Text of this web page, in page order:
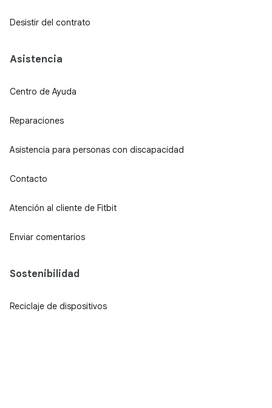
Desistir del contrato
Asistencia
Centro de Ayuda
Reparaciones
Asistencia para personas con discapacidad
Contacto
Atención al cliente de Fitbit
Enviar comentarios
Sostenibilidad
Reciclaje de dispositivos